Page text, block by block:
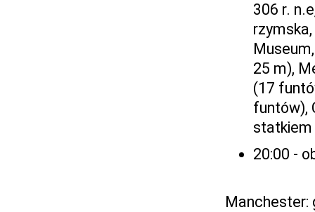
306 r.
25 m),
(17
funtów),
statkiem
20:00 -
Manchester: